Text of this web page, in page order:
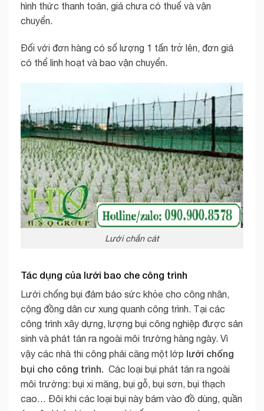
hình thức thanh toán, giá chưa có thuế và vận
chuyển.
Đối với đơn hàng có số lượng 1 tấn trở lên, đơn giá
có thể linh hoạt và bao vận chuyển.
Lưới chắn cát
Tác dụng của lưới bao che công trình
Lưới chống bụi đảm bảo sức khỏe cho công nhân,
cộng đồng dân cư xung quanh công trình. Tại các
công trình xây dựng, lượng bụi công nghiệp được sản
sinh và phát tán ra ngoài môi trường hàng ngày. Vì
vậy các nhà thi công phải căng một lớp lưới chống
bụi cho công trình. Các loại bụi phát tán ra ngoài
môi trường: bụi xi măng, bụi gỗ, bụi sơn, bụi thạch
cao… Đôi khi các loại bụi này bám vào đồ dùng, quần